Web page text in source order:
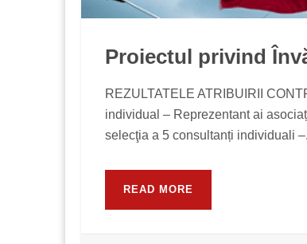
Proiectul privind
REZULTATELE ATRIBUIRII
individual – Reprezentant ai
selecţia a 5 consultanți individuali
READ MORE